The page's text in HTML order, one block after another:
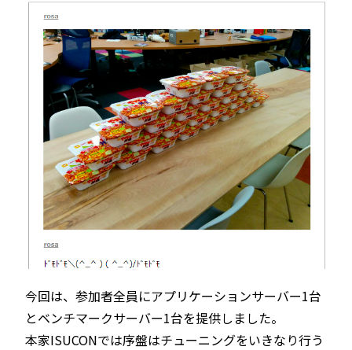
今回は、参加者全員にアプリケーションサーバー1台
とベンチマークサーバー1台を提供しました。
本家ISUCONでは序盤はチューニングをいきなり行う